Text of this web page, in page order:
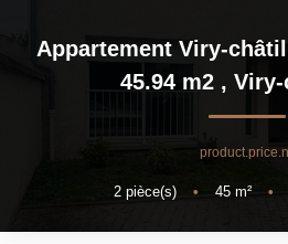
LOUER
Nos
Estimer
Biens
Appartement Viry-
45.94 m2 ,
2pièce(s) • 45m² •